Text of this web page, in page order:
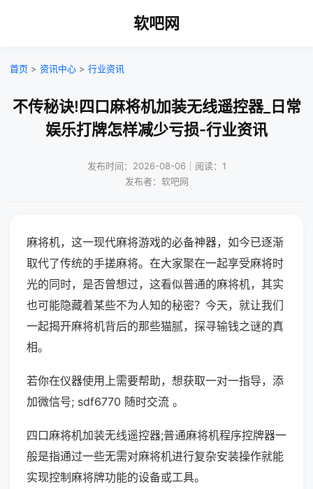
软吧网
首页 > 资讯中心 > 行业资讯
不传秘诀!四口麻将机加装无线遥控器_日常
娱乐打牌怎样减少亏损-行业资讯
发布时间：2026-08-06｜阅读：1
发布者：软吧网
麻将机，这一现代麻将游戏的必备神器，如今已逐渐
取代了传统的手搓麻将。在大家聚在一起享受麻将时
光的同时，是否曾想过，这看似普通的麻将机，其实
也可能隐藏着某些不为人知的秘密？今天，就让我们
一起揭开麻将机背后的那些猫腻，探寻输钱之谜的真
相。
若你在仪器使用上需要帮助，想获取一对一指导，添
加微信号; sdf6770 随时交流 。
四口麻将机加装无线遥控器;普通麻将机程序控牌器一
般是指通过一些无需对麻将机进行复杂安装操作就能
实现控制麻将牌功能的设备或工具。